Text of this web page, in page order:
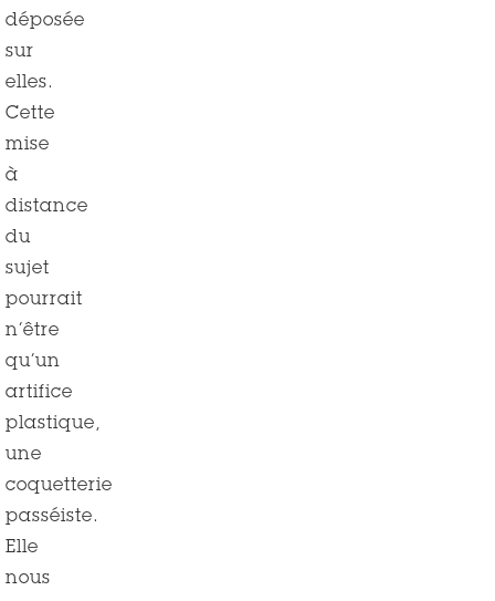
déposée
sur
elles.
Cette
mise
à
distance
du
sujet
pourrait
n’être
qu’un
artifice
plastique,
une
coquetterie
passéiste.
Elle
nous